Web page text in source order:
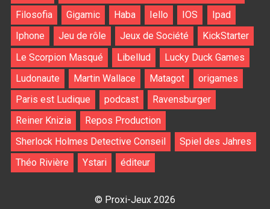
Filosofia
Gigamic Haba Iello IOS
Ipad
Iphone
Jeu de rôle Jeux de Société
KickStarter
Le Scorpion Masqué
Libellud
Lucky Duck Games
Ludonaute
Martin Wallace Matagot
origames
Paris est Ludique
podcast
Ravensburger
Reiner Knizia
Repos Production
Sherlock Holmes Detective Conseil
Spiel des Jahres
Théo Rivière
Ystari éditeur
© Proxi-Jeux 2026